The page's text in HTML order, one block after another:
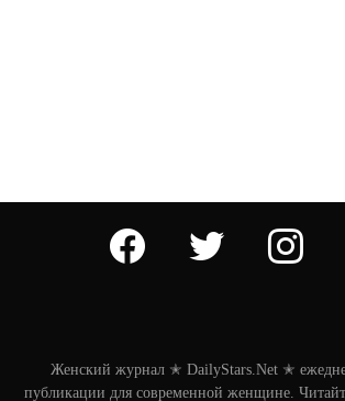
facebook twitter
Женский журнал ✭ DailyStars.Net ✭
публикации для современной женщине.